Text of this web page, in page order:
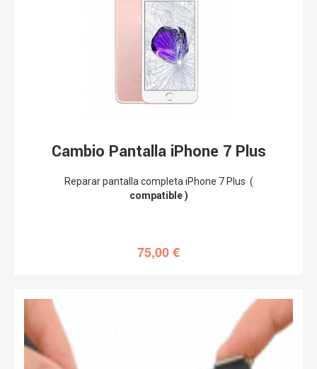
Cambio Pantalla iPhone 7 Plus
Reparar pantalla completa iPhone 7 Plus (
compatible )
75,00€